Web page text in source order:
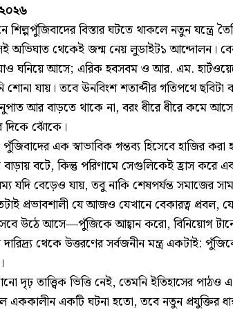
শিল্পপুঁজিবাদের বিস্তার ঘটতে থাকলে নতুন যন্ত্রে
থেকেই জন্ম নেয় লুডাইট১ আন্দোলন।
ঘনিয়ে আসে; এরিক হবসবম ও আর. এম.
শোনা যায়। তবে ঊনবিংশ শতাব্দীর গতিপথে
আর বাড়তে থাকে না, বরং ধীরে ধীরে কমে
দিকে ঝোঁকে।
এক স্বাভাবিক গন্তব্য হিসেবে হাজির
বাড়ায় বটে, কিন্তু পরিণামে সেগুলিকেই হ্রাস করে
বেড়েও যায়, তবু নাকি শেষপর্যন্ত সমাজের
প্রভাবশালী যে আজও যেখানে বেকারত্ব প্রবল,
উঠে আসে—পুঁজিকে আহ্বান করো, বিনিয়োগ
থেকে উত্তরণের সর্বজনীন মন্ত্র একটাই:
দৃঢ় তাত্ত্বিক ভিত্তি নেই, তেমনি ইতিহাসের পাঠও
এককালীন একটি ঘটনা হতো, তবে নতুন প্রযুক্তির